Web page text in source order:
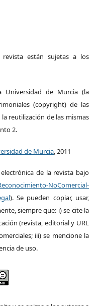
están sujetas a los
Universidad de Murcia (la
(copyright) de las
reutilización de las mismas
2.
de Murcia, 2011
de la revista bajo
NoComercial-
). Se pueden copiar, usar,
siempre que: i) se cite la
(revista, editorial y URL
iii) se mencione la
de uso.